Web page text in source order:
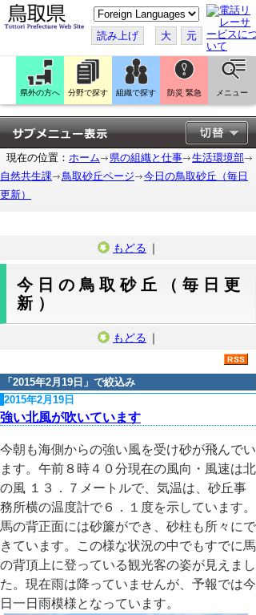
こ
の
ペ
ー
ジ
翻
訳
す
る
読み上げ 大 元
県外の方へ 分野で探す 組織で探す 防災 緊急 メニュー
現在の位置： ホーム 県の組織と仕事
生活環境部
自然共生課
鳥取砂丘ページ
今日の鳥取砂丘（毎日
更新）
もどる ｜
今日の鳥取砂丘（毎日更
新）
もどる ｜
「 2015年2月19日 」で絞込み
2015年2月19日
強い北風が吹いています
今朝も海側からの強い風を受け砂が飛んでい
ます。午前８時４０分現在の風向・風速は北
の風 １３．７メートルで、気温は、砂丘事
務所横の温度計で６．１度を示しています。
馬の背正面には砂簾ができ、砂柱も所々にで
きています。この様な状況の中でもすでに馬
の背頂上に登っている観光客の姿が見えまし
た。現在雨は降っていませんが、予報では今
日一日雨模様となっています。